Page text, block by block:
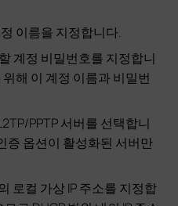
이름을 지정합니다.
계정 비밀번호를 지정합니
해 이 계정 이름과 비밀번
PPTP 서버를 선택합니
증 옵션이 활성화된 서버만
로컬 가상 IP 주소를 지정합